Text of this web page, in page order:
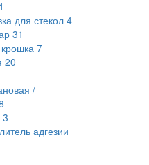
1
для стекол 4
31
7
20
/
3
адгезии